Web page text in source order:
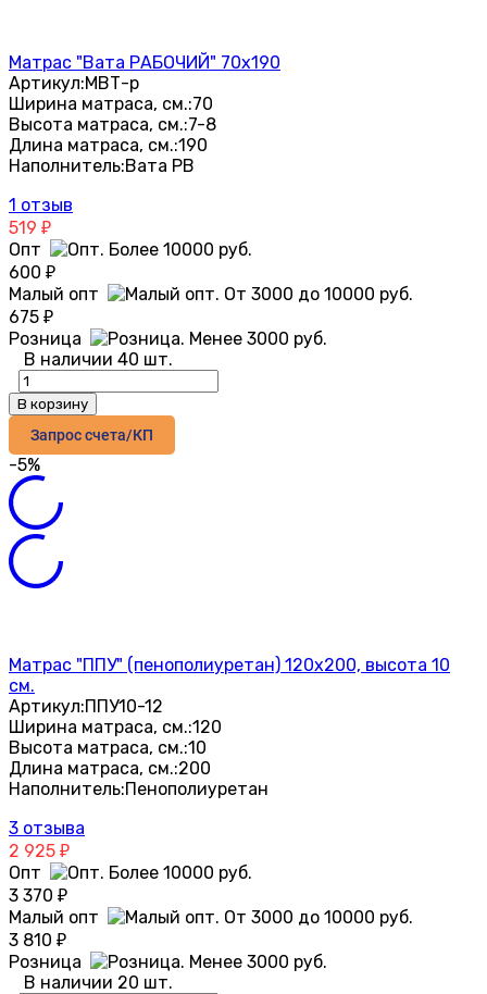
Матрас "Вата РАБОЧИЙ" 70х190
Артикул:МВТ-р
Ширина матраса, см.:70
Высота матраса, см.:7-8
Длина матраса, см.:190
Наполнитель:Вата РВ
1 отзыв
519 ₽
Опт
600 ₽
Малый опт
675 ₽
Розница
В наличии 40 шт.
В корзину
Запрос счета/КП
-5%
Матрас "ППУ" (пенополиуретан) 120х200, высота 10
см.
Артикул:ППУ10-12
Ширина матраса, см.:120
Высота матраса, см.:10
Длина матраса, см.:200
Наполнитель:Пенополиуретан
3 отзыва
2 925 ₽
Опт
3 370 ₽
Малый опт
3 810 ₽
Розница
В наличии 20 шт.